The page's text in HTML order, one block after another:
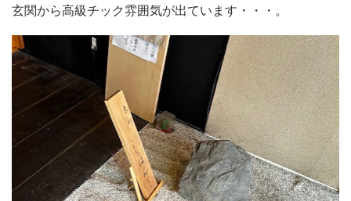
玄関から高級チック雰囲気が出ています・・・。